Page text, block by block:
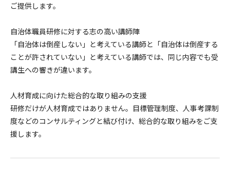
ご提供します。
自治体職員研修に対する志の高い講師陣
「自治体は倒産しない」と考えている講師と「自治体は倒産する
ことが許されていない」と考えている講師では、同じ内容でも受
講生への響きが違います。
人材育成に向けた総合的な取り組みの支援
研修だけが人材育成ではありません。目標管理制度、人事考課制
度などのコンサルティングと結び付け、総合的な取り組みをご支
援します。